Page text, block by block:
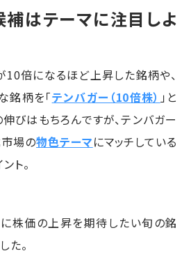
はテーマに注目しよ
10倍になるほど上昇した銘柄や、
銘柄を「テンバガー（10倍株） 」と
びはもちろんですが、テンバガー
場の物色テーマにマッチしている
ト。
株価の上昇を期待したい旬の銘
た。